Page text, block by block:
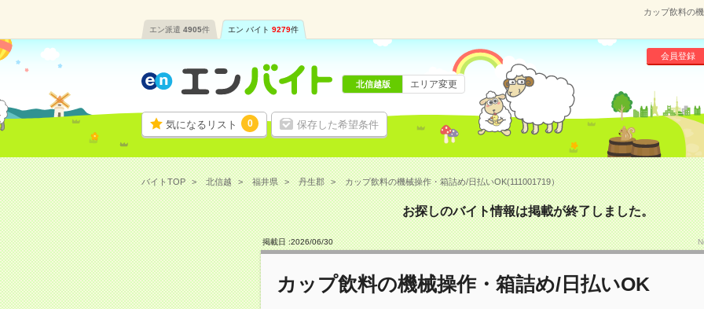
カップ飲料の
エン派遣 4905件 エン バイト 9279件
気になるリスト 0 保存した希望条件
会員登録
北信越版 エリア変更
バイトTOP 北信越 福井県 丹生郡 カップ飲料の機械操作・箱詰め/日払いOK(111001719）
お探しのバイト情報は掲載が終了しました。
掲載日 :2026/06/30
カップ飲料の機械操作・箱詰め/日払いOK